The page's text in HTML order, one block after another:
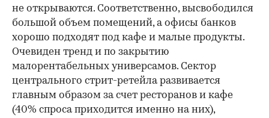
не открываются. Соответственно, высвободился
большой объем помещений, а офисы банков
хорошо подходят под кафе и малые продукты.
Очевиден тренд и по закрытию
малорентабельных универсамов. Сектор
центрального стрит-ретейла развивается
главным образом за счет ресторанов и кафе
(40% спроса приходится именно на них),